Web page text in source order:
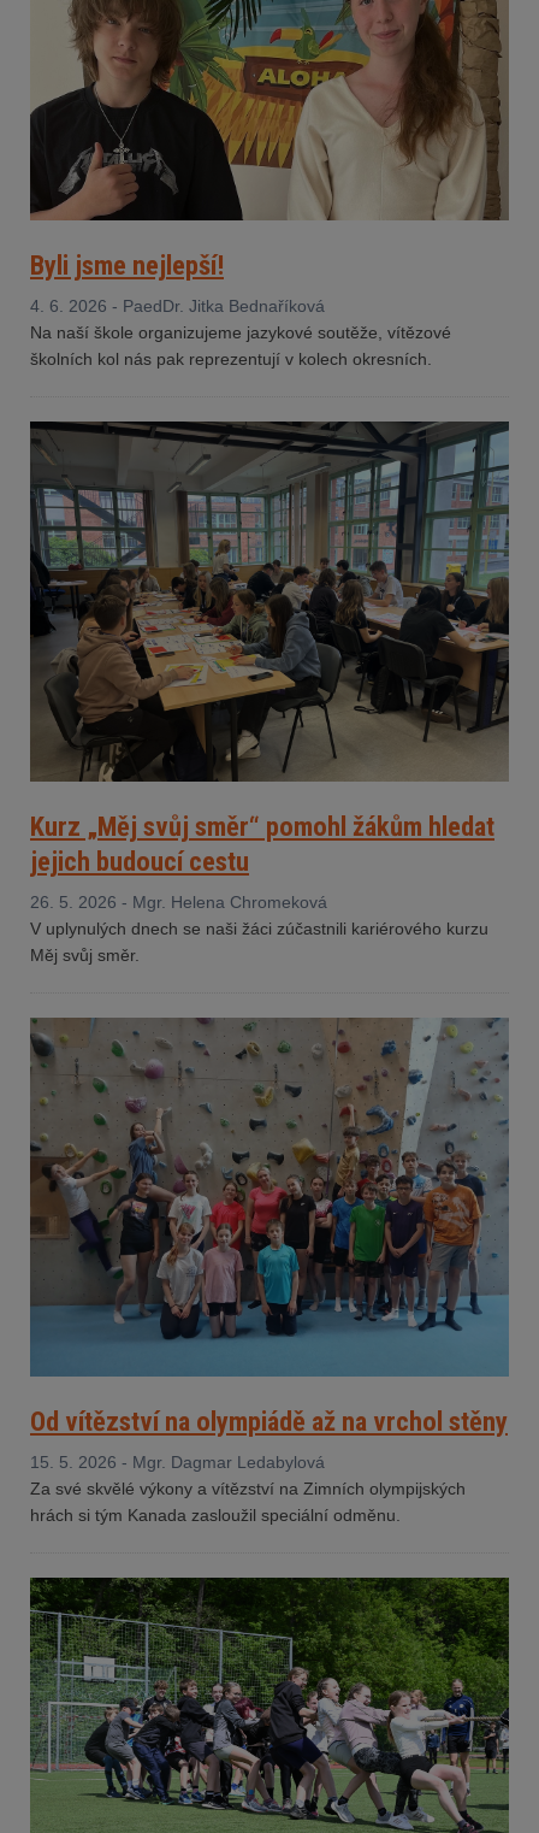
Byli jsme nejlepší!
4. 6. 2026 - PaedDr. Jitka Bednaříková
Na naší škole organizujeme jazykové soutěže, vítězové
školních kol nás pak reprezentují v kolech okresních.
Kurz „Měj svůj směr“ pomohl žákům hledat
jejich budoucí cestu
26. 5. 2026 - Mgr. Helena Chromeková
V uplynulých dnech se naši žáci zúčastnili kariérového kurzu
Měj svůj směr.
Od vítězství na olympiádě až na vrchol stěny
15. 5. 2026 - Mgr. Dagmar Ledabylová
Za své skvělé výkony a vítězství na Zimních olympijských
hrách si tým Kanada zasloužil speciální odměnu.